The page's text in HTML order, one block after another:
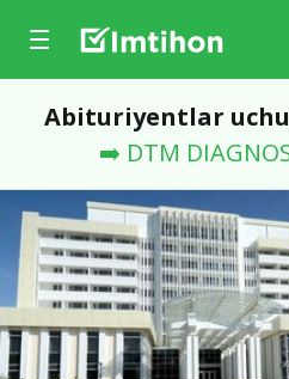
Abituriyentlar
➡️ DTM